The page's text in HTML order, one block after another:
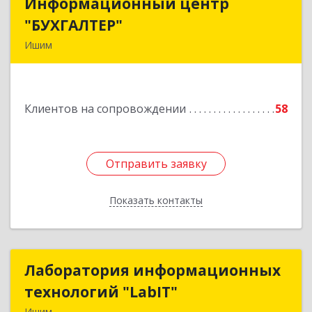
"БУХГАЛТЕР"
Ишим
Клиентов на сопровождении 58
Отправить заявку
Показать контакты
Подробнее
Отправить заявку
Назад
Лаборатория информационных
технологий "LabIT"
Лаборатория информационных
технологий "LabIT"